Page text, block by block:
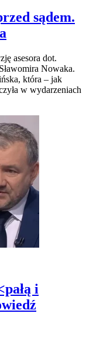
sądem.
asesora dot.
Nowaka.
która – jak
w wydarzeniach
i